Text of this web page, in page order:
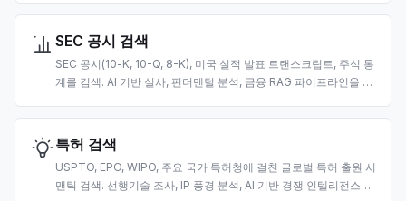
SEC 공시 검색
SEC 공시(10-K, 10-Q, 8-K), 미국 실적 발표 트랜스크립트, 주식 통
계를 검색. AI 기반 실사, 펀더멘털 분석, 금융 RAG 파이프라인을 위
특허 검색
USPTO, EPO, WIPO, 주요 국가 특허청에 걸친 글로벌 특허 출원 시
맨틱 검색. 선행기술 조사, IP 풍경 분석, AI 기반 경쟁 인텔리전스를